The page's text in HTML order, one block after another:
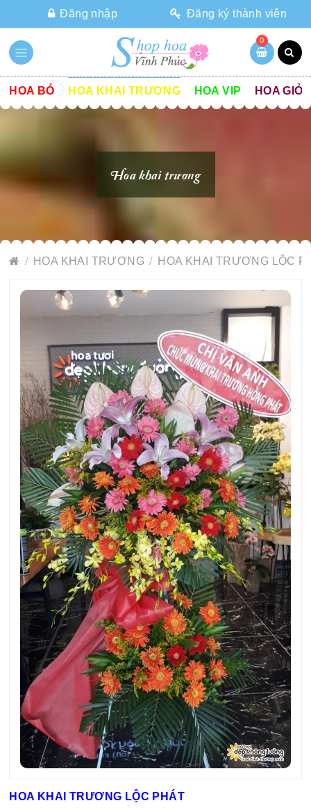
Đăng nhập Đăng ký thành viên
0
HOA BÓ HOA KHAI TRƯƠNG HOA VIP HOA GIỎ
Hoa khai trương
HOA KHAI TRƯƠNG HOA KHAI TRƯƠNG LỘC
HOA KHAI TRƯƠNG LỘC PHÁT